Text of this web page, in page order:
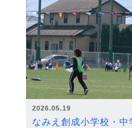
2026.05.19
なみえ創成小学校・